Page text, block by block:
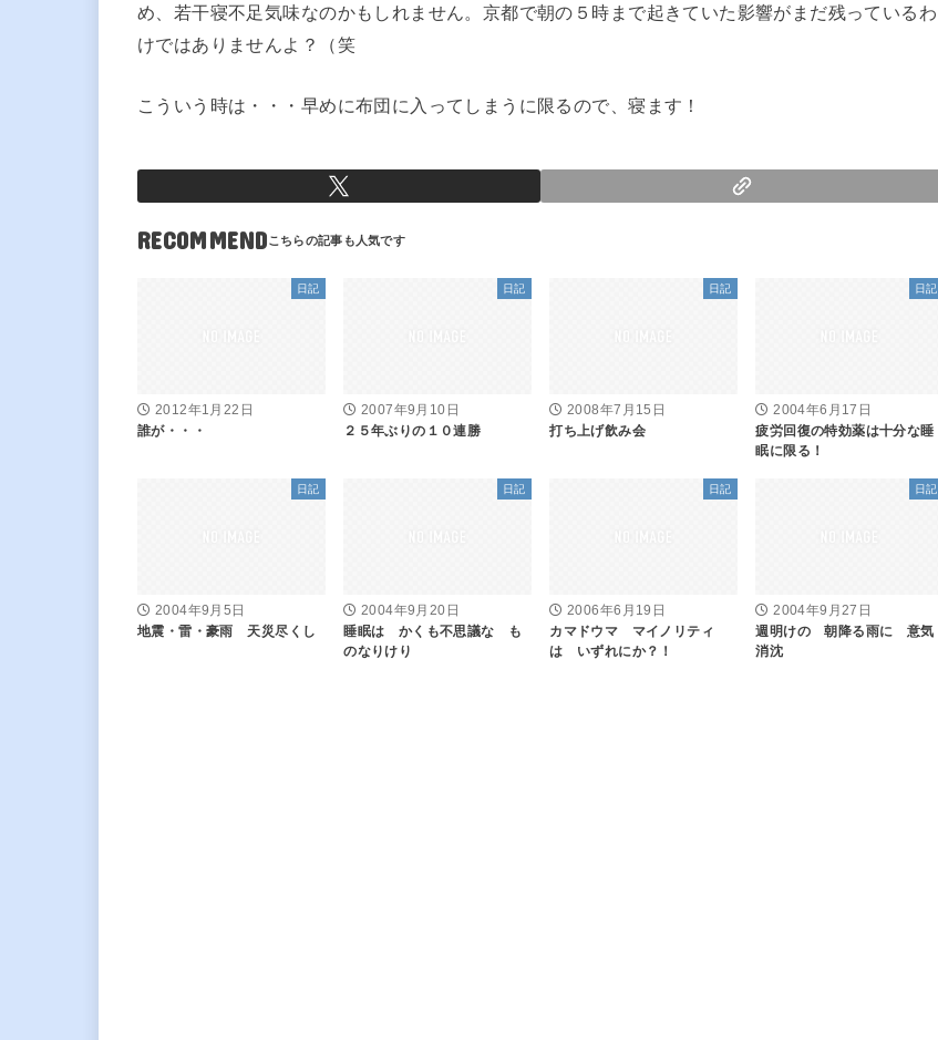
め、若干寝不足気味なのかもしれません。京都で朝の５時まで起きていた影響がまだ残っているわ
けではありませんよ？（笑
こういう時は・・・早めに布団に入ってしまうに限るので、寝ます！
RECOMMEND
日記
2012年1月22日
誰が・・・
日記
2007年9月10日
２５年ぶりの１０連勝
日記
2008年7月15日
打ち上げ飲み会
日記
2004年6月17日
疲労回復の特効薬は十分な睡
眠に限る！
日記
2004年9月5日
地震・雷・豪雨 天災尽くし
日記
2004年9月20日
睡眠は かくも不思議な も
のなりけり
日記
2006年6月19日
カマドウマ マイノリティ
は いずれにか？！
日記
2004年9月27日
週明けの 朝降る雨に 意気
消沈